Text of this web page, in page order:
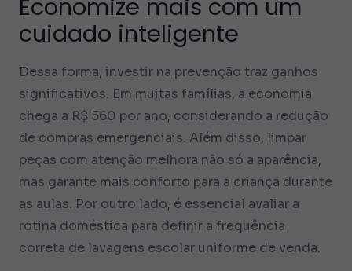
Economize mais com um
cuidado inteligente
Dessa forma, investir na prevenção traz ganhos
significativos. Em muitas famílias, a economia
chega a R$ 560 por ano, considerando a redução
de compras emergenciais. Além disso, limpar
peças com atenção melhora não só a aparência,
mas garante mais conforto para a criança durante
as aulas. Por outro lado, é essencial avaliar a
rotina doméstica para definir a frequência
correta de lavagens escolar uniforme de venda.